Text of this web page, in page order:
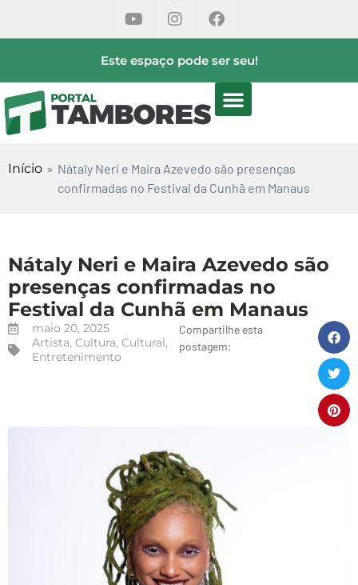
Este espaço pode ser seu!
Início » Nátaly Neri e Maira Azevedo são presenças
confirmadas no Festival da Cunhã em Manaus
Nátaly Neri e Maira Azevedo são
presenças confirmadas no
Festival da Cunhã em Manaus
maio 20, 2025
Artista, Cultura, Cultural,
Entretenimento
Compartilhe esta
postagem: